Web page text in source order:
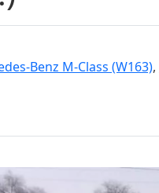
Benz M-Class (W163),